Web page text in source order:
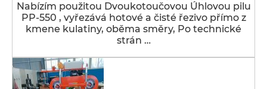
Nabízím použitou Dvoukotoučovou Úhlovou pilu
PP-550 , vyřezává hotové a čisté řezivo přímo z
kmene kulatiny, oběma směry, Po technické
strán …